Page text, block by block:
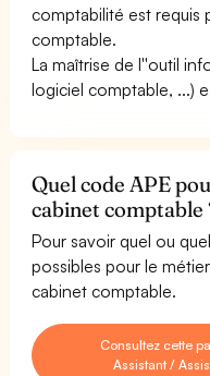
comptabilité est requis
comptable.
La maîtrise de l''outil
logiciel comptable, ...)
Quel code APE
cabinet comptable
Pour savoir quel ou
possibles pour le
cabinet comptable.
Consultez cette
Assistant /